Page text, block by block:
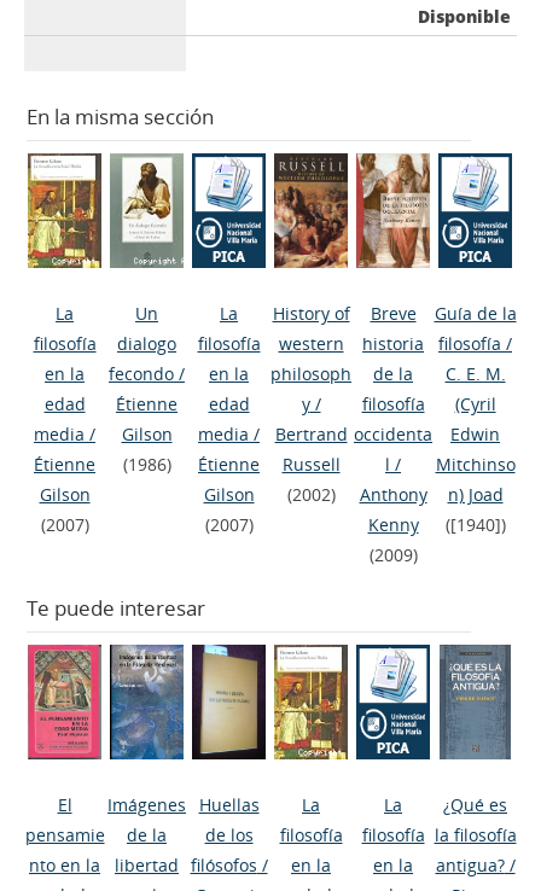
Disponible
En la misma sección
La
filosofía
en la
edad
media /
Étienne
Gilson
(2007)
Un
dialogo
fecondo /
Étienne
Gilson
(1986)
La
filosofía
en la
edad
media /
Étienne
Gilson
(2007)
History of
western
philosoph
y/
Bertrand
Russell
(2002)
Breve
historia
de la
filosofía
occidenta
l /
Anthony
Kenny
(2009)
Guía de la
filosofía /
C. E. M.
(Cyril
Edwin
Mitchinso
n) Joad
([1940])
Te puede interesar
El
pensamie
nto en la
Imágenes
de la
libertad
Huellas
de los
filósofos /
La
filosofía
en la
La
filosofía
en la
¿Qué es
la filosofía
antigua?/